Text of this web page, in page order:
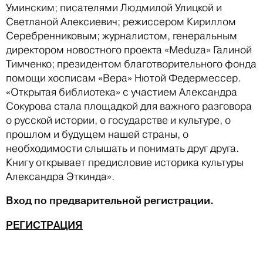
Уминским; писателями Людмилой Улицкой и
Светланой Алексиевич; режиссером Кириллом
Серебренниковым; журналистом, генеральным
директором новостного проекта «Meduza» Галиной
Тимченко; президентом благотворительного фонда
помощи хосписам «Вера» Нютой Федермессер.
«Открытая библиотека» с участием Александра
Сокурова стала площадкой для важного разговора
о русской истории, о государстве и культуре, о
прошлом и будущем нашей страны, о
необходимости слышать и понимать друг друга.
Книгу открывает предисловие историка культуры
Александра Эткинда».
Вход по предварительной регистрации.
РЕГИСТРАЦИЯ